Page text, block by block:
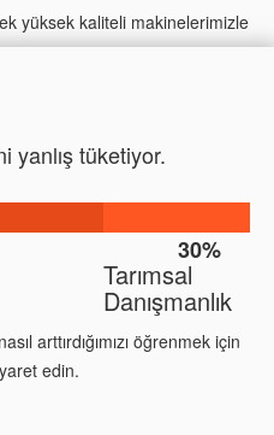
yüksek kaliteli makinelerimizle
yanlış tüketiyor.
30%
Tarımsal
Danışmanlık
arttırdığımızı öğrenmek için
edin.